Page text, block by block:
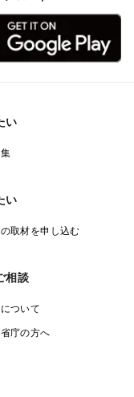
い
い
取材を申し込む
相談
ついて
庁の方へ